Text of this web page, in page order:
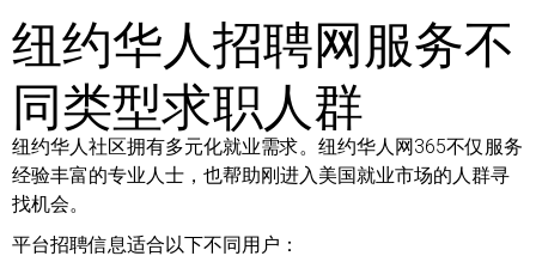
纽约华人招聘网服务不
同类型求职人群
纽约华人社区拥有多元化就业需求。纽约华人网365不仅服务
经验丰富的专业人士，也帮助刚进入美国就业市场的人群寻
找机会。
平台招聘信息适合以下不同用户：